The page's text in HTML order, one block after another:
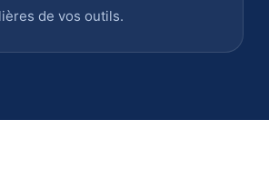
de vos outils.